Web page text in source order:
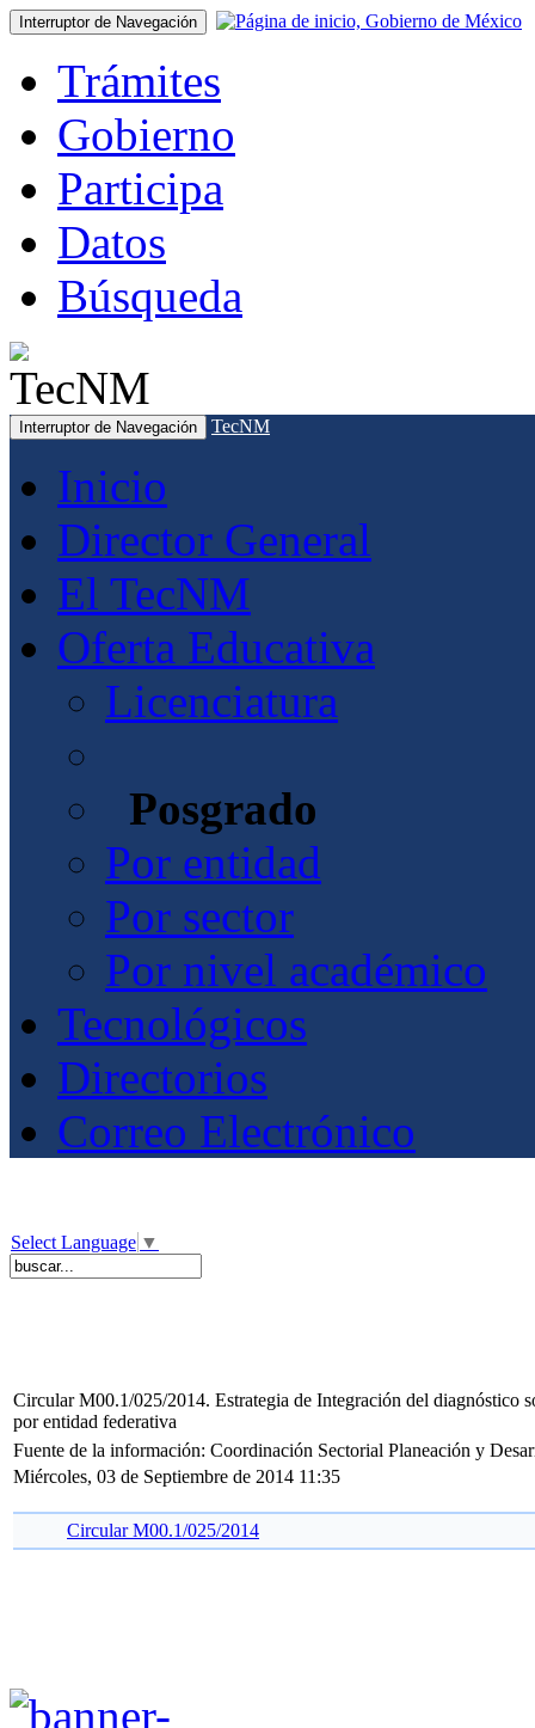
Interruptor de Navegación
Trámites
Gobierno
Participa
Datos
Búsqueda
Interruptor de Navegación TecNM
Inicio
Director General
El TecNM
Oferta Educativa
Licenciatura
Posgrado
Por entidad
Por sector
Por nivel académico
Tecnológicos
Directorios
Correo Electrónico
Select Language ▼
Circular M00.1/025/2014. Estrategia de Integración del diagnóstico
por entidad federativa
Fuente de la información: Coordinación Sectorial Planeación y
Miércoles, 03 de Septiembre de 2014 11:35
Circular M00.1/025/2014